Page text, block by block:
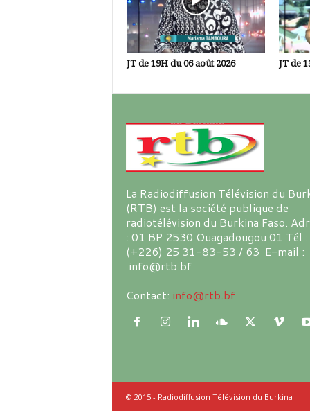
JT de 19H du 06 août 2026 JT de
La Radiodiffusion Télévision du
(RTB) est la société publique de
radiotélévision du Burkina Faso.
: 01 BP 2530 Ouagadougou 01 Tél :
(+226) 25 31-83-53 / 63 E-mail :
info@rtb.bf
Contact: info@rtb.bf
© 2015 - Radiodiffusion Télévision du Burkina